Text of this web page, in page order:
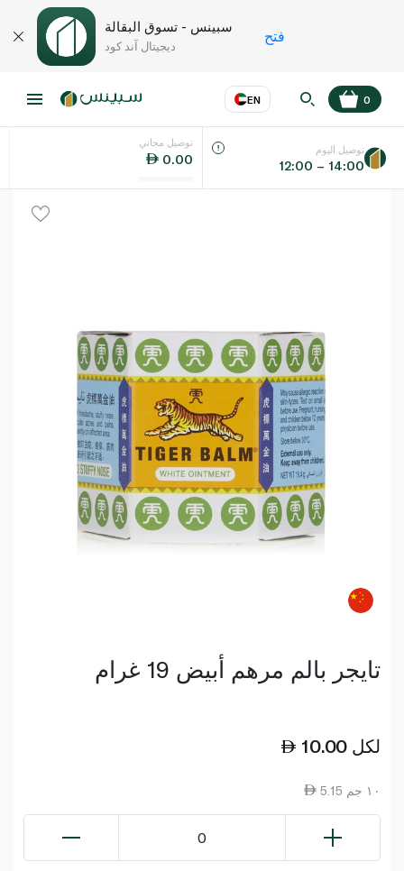
سبينس - تسوق البقالة
ديجيتال آند كود
فتح
EN
اللغة عر
0
توصيل مجاني
0.00
توصيل اليوم
12:00 – 14:00
تايجر بالم مرهم أبيض 19 غرام
10.00 لكل
5.15 ١٠ جم
0